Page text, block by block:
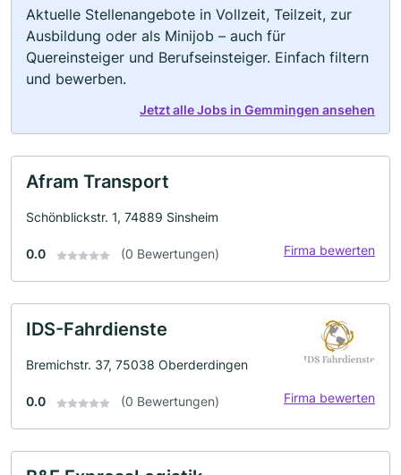
Aktuelle Stellenangebote in Vollzeit, Teilzeit, zur
Ausbildung oder als Minijob – auch für
Quereinsteiger und Berufseinsteiger. Einfach filtern
und bewerben.
Jetzt alle Jobs in Gemmingen ansehen
Afram Transport
Schönblickstr. 1, 74889 Sinsheim
0.0 (0 Bewertungen) Firma bewerten
IDS-Fahrdienste
Bremichstr. 37, 75038 Oberderdingen
0.0 (0 Bewertungen) Firma bewerten